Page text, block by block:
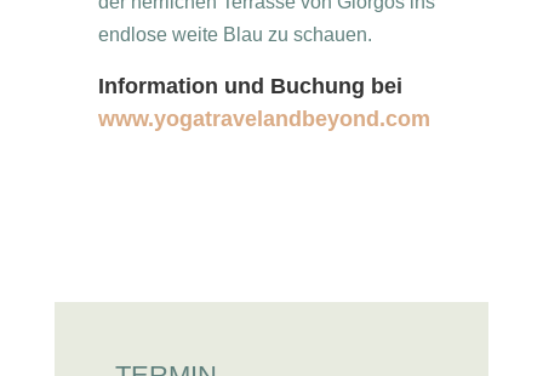
endlose weite Blau zu schauen.
Information und Buchung bei
www.yogatravelandbeyond.com